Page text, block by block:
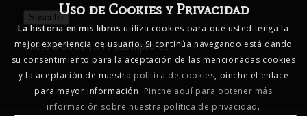
correo
electrónico
Suscribir
Únete a otros 1.719 suscriptores
Uso de Cookies y Privacidad
La historia en mis libros utiliza cookies para que usted tenga la
mejor experiencia de usuario. Si continúa navegando está dando
su consentimiento para la aceptación de las mencionadas cookies
y la aceptación de nuestra política de cookies, pinche el enlace
para mayor información. Pinche aquí para obtener más
información sobre nuestra política de privacidad.